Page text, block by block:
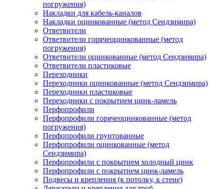
погружения)
Накладки для кабель-каналов
Накладки оцинкованные (метод Сендзимира)
Ответвители
Ответвители горячеоцинкованные (метод
погружения)
Ответвители оцинкованные (метод Сендзимира)
Ответвители пластиковые
Переходники
Переходники оцинкованные (метод Сендзимира)
Переходники пластиковые
Переходники с покрытием цинк-ламель
Перфопрофили
Перфопрофили горячеоцинкованные (метод
погружения)
Перфопрофили грунтованные
Перфопрофили оцинкованные (метод
Сендзимира)
Перфопрофили с покрытием холодный цинк
Перфопрофили с покрытием цинк-ламель
Подвесы и крепления (к потолку, к стене)